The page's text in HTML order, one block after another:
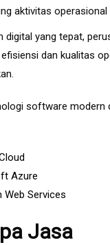
aktivitas operasional
digital yang tepat,
dan kualitas
software modern
Azure
Web Services
Jasa